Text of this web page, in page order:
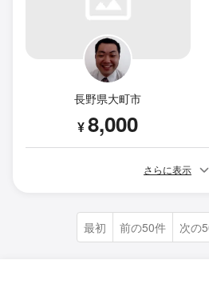
長野県大町市
¥8,000
さらに表示
最初 前の50件 次の